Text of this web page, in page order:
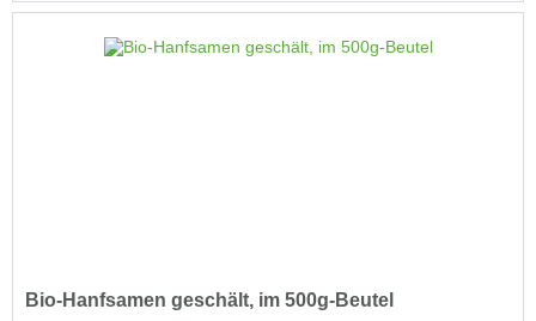
Bio-Hanfsamen geschält, im 500g-Beutel